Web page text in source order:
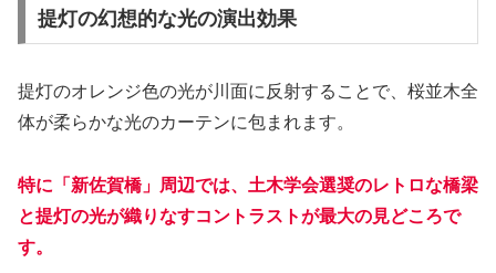
提灯の幻想的な光の演出効果
提灯のオレンジ色の光が川面に反射することで、桜並木全
体が柔らかな光のカーテンに包まれます。
特に「新佐賀橋」周辺では、土木学会選奨のレトロな橋梁
と提灯の光が織りなすコントラストが最大の見どころで
す。